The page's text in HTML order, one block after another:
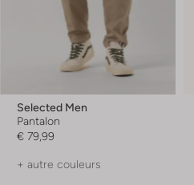
Selected Men
Pantalon
€ 79,99
+ autre couleurs